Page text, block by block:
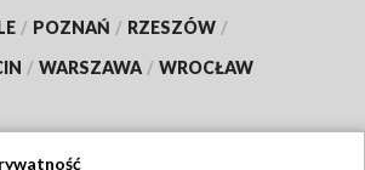
/ POZNAŃ / RZESZÓW /
/ WARSZAWA / WROCŁAW